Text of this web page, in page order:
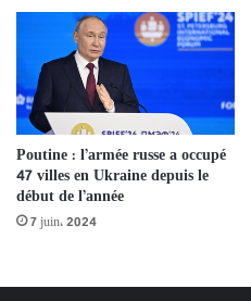
Poutine : l’armée russe a occupé
47 villes en Ukraine depuis le
début de l’année
7 juin، 2024